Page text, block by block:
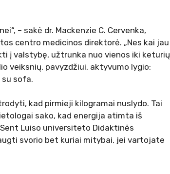
– sakė dr. Mackenzie C. Cervenka,
centro medicinos direktorė. „Nes kai jau
į valstybę, užtrunka nuo vienos iki keturių
veiksnių, pavyzdžiui, aktyvumo lygio:
sofa.
kad pirmieji kilogramai nuslydo. Tai
sako, kad energija atimta iš
Luiso universiteto Didaktinės
svorio bet kuriai mitybai, jei vartojate